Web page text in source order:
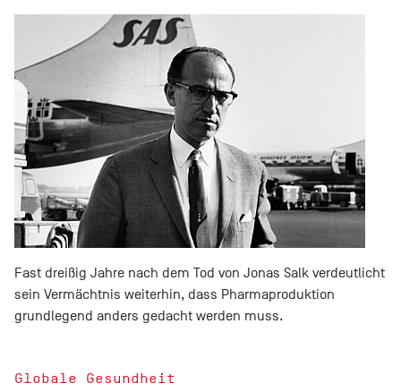
Fast dreißig Jahre nach dem Tod von Jonas Salk verdeutlicht
sein Vermächtnis weiterhin, dass Pharmaproduktion
grundlegend anders gedacht werden muss.
Globale Gesundheit